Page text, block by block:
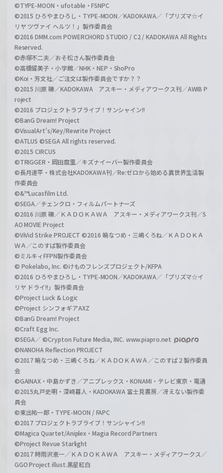
©TYPE-MOON・ufotable・FSNPC
©2015 ひろやまひろし・TYPE-MOON／KADOKAWA／「プリズマ☆イ
リヤ ツヴァイ ヘルツ！」製作委員会
©2016 DMM.com POWERCHORD STUDIO / C2 / KADOKAWA All Rights
Reserved.
©赤塚不二夫／おそ松さん製作委員会
©高橋留美子・小学館／NHK・NEP・ShoPro
©Koi・芳文社／ご注文は製作委員会ですか？？
©2015 川原 礫／KADOKAWA アスキー・メディアワークス刊／AWIB P
roject
©2016 プロジェクトラブライブ！サンシャイン!!
©BanG Dream! Project
©VisualArt's/Key/Rewrite Project
©ATLUS ©SEGA All rights reserved.
©2015 CIRCUS
©TRIGGER・岡田麿里／キズナイーバー製作委員会
©長月達平・株式会社KADOKAWA刊／Re:ゼロから始める異世界生活製
作委員会
©&™Lucasfilm Ltd.
©SEGA／チェンクロ・フィルムパートナーズ
©2016 川原 礫／ＫＡＤＯＫＡＷＡ アスキー・メディアワークス刊／S
AO MOVIE Project
©ViVid Strike PROJECT ©2016 暁なつめ・三嶋くろね／ＫＡＤＯＫＡ
ＷＡ／このすば製作委員会
©ミルキィFFPN製作委員会
© Pokelabo, Inc. ©けものフレンズプロジェクト/KFPA
©2016 ひろやまひろし・TYPE-MOON／KADOKAWA／「プリズマ☆イ
リヤ ドライ!!」製作委員会
©Project Luck & Logic
©Project シンフォギアAXZ
©BanG Dream! Project
©Craft Egg Inc.
©SEGA／ ©Crypton Future Media, INC. www.piapro.net
©NANOHA Reflection PROJECT
©2017 暁なつめ・三嶋くろね／ＫＡＤＯＫＡＷＡ／このすば２製作委員
会
©GAINAX・中島かずき／アニプレックス・KONAMI・テレビ東京・電通
©2015丸戸史明・深崎暮人・KADOKAWA 富士見書房／冴えない製作委
員会
©東出祐一郎・TYPE-MOON / FAPC
©2017 プロジェクトラブライブ！サンシャイン!!
©Magica Quartet/Aniplex・Magia Record Partners
©Project Revue Starlight
©2017 時雨沢恵一／ＫＡＤＯＫＡＷＡ アスキー・メディアワークス／
GGO Project illust.黒星紅白